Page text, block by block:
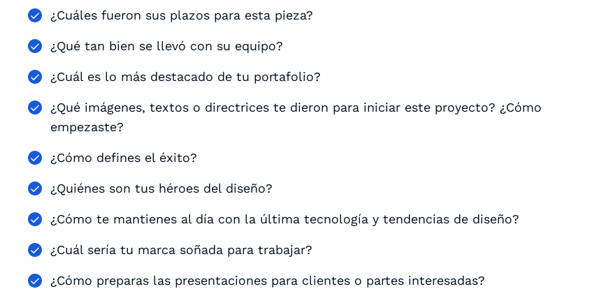
¿Cuáles fueron sus plazos para esta pieza?
¿Qué tan bien se llevó con su equipo?
¿Cuál es lo más destacado de tu portafolio?
¿Qué imágenes, textos o directrices te dieron para iniciar este proyecto? ¿Cómo
empezaste?
¿Cómo defines el éxito?
¿Quiénes son tus héroes del diseño?
¿Cómo te mantienes al día con la última tecnología y tendencias de diseño?
¿Cuál sería tu marca soñada para trabajar?
¿Cómo preparas las presentaciones para clientes o partes interesadas?